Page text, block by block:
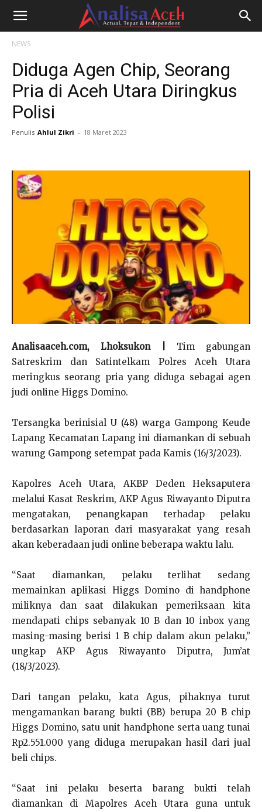
NEWS
Diduga Agen Chip, Seorang
Pria di Aceh Utara Diringkus
Polisi
Penulis Ahlul Zikri - 18 Maret 2023
Analisaaceh.com, Lhoksukon |
Tim gabungan
Satreskrim dan Satintelkam Polres Aceh Utara
meringkus seorang pria yang diduga sebagai agen
judi online Higgs Domino.
Tersangka berinisial U (48) warga Gampong Keude
Lapang Kecamatan Lapang ini diamankan di sebuah
warung Gampong setempat pada Kamis (16/3/2023).
Kapolres Aceh Utara, AKBP Deden Heksaputera
melalui Kasat Reskrim, AKP Agus Riwayanto Diputra
mengatakan, penangkapan terhadap pelaku
berdasarkan laporan dari masyarakat yang resah
akan keberadaan judi online beberapa waktu lalu.
“Saat diamankan, pelaku terlihat sedang
memainkan aplikasi Higgs Domino di handphone
miliknya dan saat dilakukan pemeriksaan kita
mendapati chips sebanyak 10 B dan 10 inbox yang
masing-masing berisi 1 B chip dalam akun pelaku,”
ungkap AKP Agus Riwayanto Diputra, Jum’at
(18/3/2023).
Dari tangan pelaku, kata Agus, pihaknya turut
mengamankan barang bukti (BB) berupa 20 B chip
Higgs Domino, satu unit handphone serta uang tunai
Rp2.551.000 yang diduga merupakan hasil dari jual
beli chips.
“Saat ini pelaku beserta barang bukti telah
diamankan di Mapolres Aceh Utara guna untuk